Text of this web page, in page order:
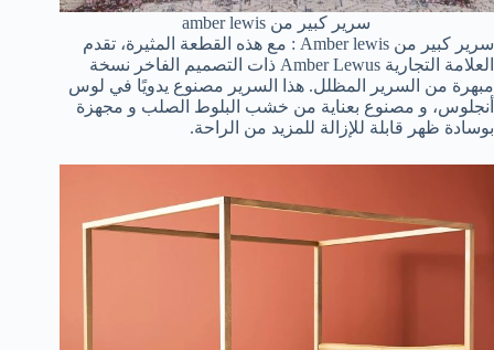
سرير كبير من amber lewis
سرير كبير من Amber lewis : مع هذه القطعة المثيرة، تقدم
العلامة التجارية Amber Lewus ذات التصميم الفاخر نسخة
مبهرة من السرير المظلل. هذا السرير مصنوع يدويًا في لوس
أنجلوس، و مصنوع بعناية من خشب البلوط الصلب و مجهزة
بوسادة ظهر قابلة للإزالة للمزيد من الراحة.